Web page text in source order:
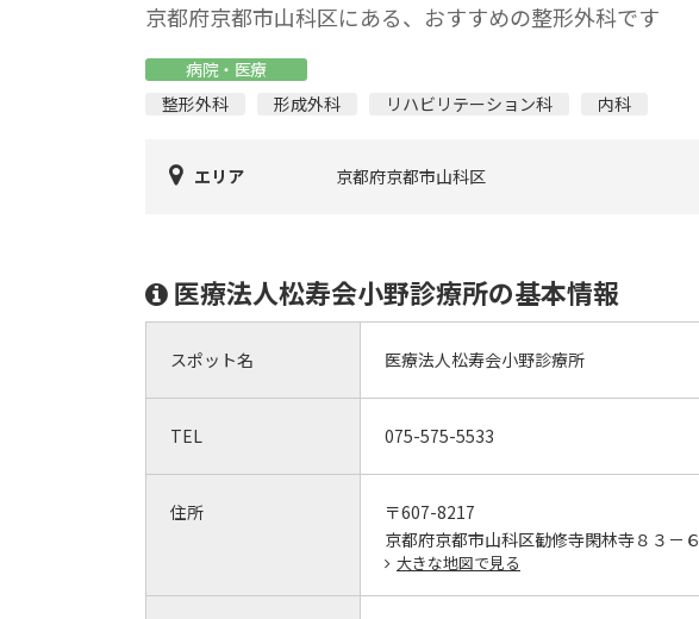
京都府京都市山科区にある、おすすめの整形外科です
病院・医療
整形外科
形成外科 リハビリテーション科 内科
エリア 京都府京都市山科区
医療法人松寿会小野診療所の基本情報
スポット名 医療法人松寿会小野診療所
TEL 075-575-5533
住所
〒607-8217
京都府京都市山科区勧修寺閑林寺８３－６
大きな地図で見る